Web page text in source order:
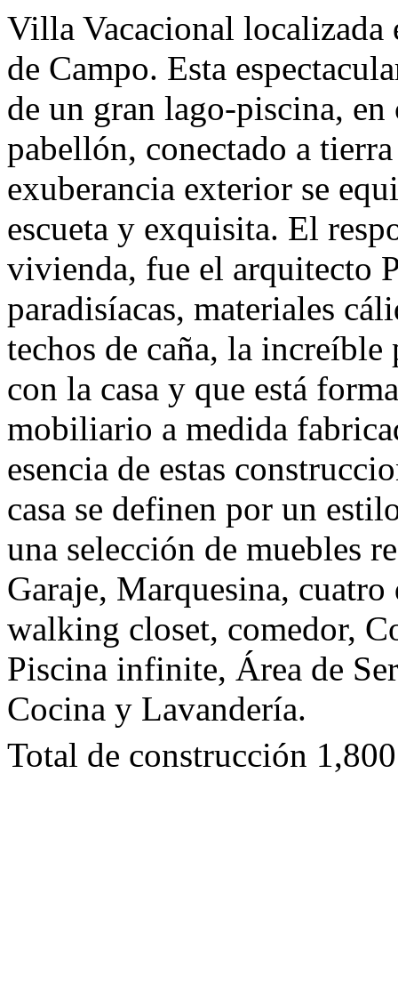
Villa Vacacional localizada
de Campo. Esta
de un gran lago-piscina, en
pabellón, conectado a
exuberancia exterior se
escueta y exquisita. El
vivienda, fue el arquitecto
paradisíacas, materiales
techos de caña, la increíble
con la casa y que está
mobiliario a medida
esencia de estas
casa se definen por un
una selección de muebles
Garaje, Marquesina,
walking closet, comedor,
Piscina infinite, Área de
Cocina y Lavandería.
Total de construcción